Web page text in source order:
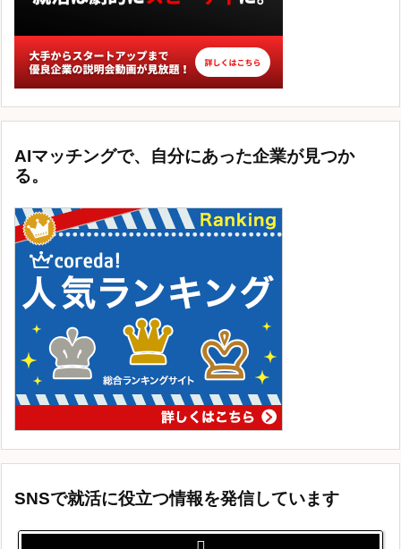
AIマッチングで、自分にあった企業が見つか
る。
SNSで就活に役立つ情報を発信しています